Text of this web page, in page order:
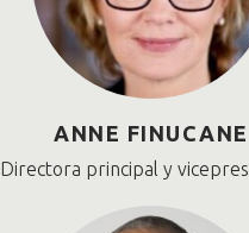
ANNE FINUCANE
Directora principal y